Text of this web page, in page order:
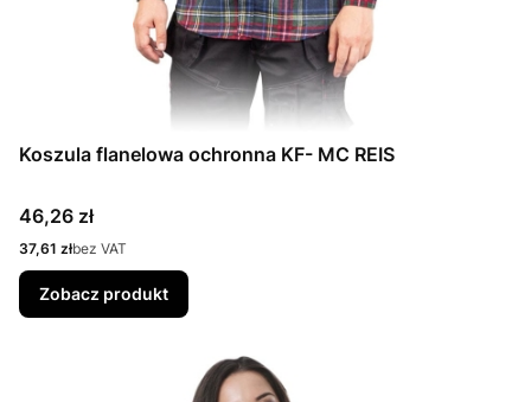
Koszula flanelowa ochronna KF- MC REIS
Cena
46,26 zł
Cena
37,61 złbez VAT
Zobacz produkt